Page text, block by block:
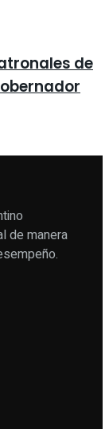
de
de manera